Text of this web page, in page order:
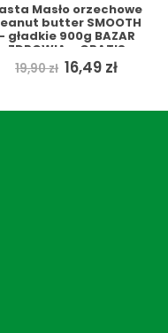
Masło orzechowe
butter SMOOTH
gładkie 900g BAZAR
ZDROWIA + GRATIS
19,90zł Pierwotna
cena
19,90 zł.
16,49 zł
16,49